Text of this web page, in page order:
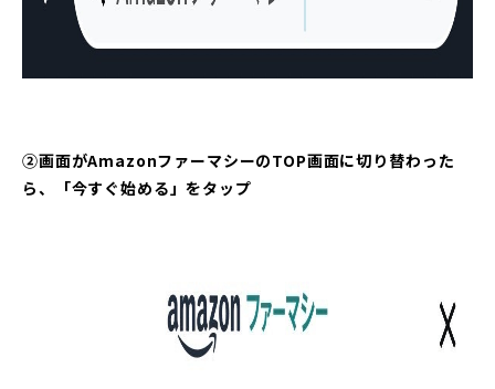
②画面がAmazonファーマシーのTOP画面に切り替わった
ら、「今すぐ始める」をタップ